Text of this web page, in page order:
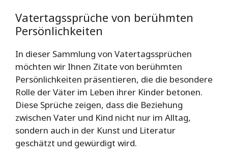
Vatertagssprüche von berühmten
Persönlichkeiten
In dieser Sammlung von Vatertagssprüchen
möchten wir Ihnen Zitate von berühmten
Persönlichkeiten präsentieren, die die besondere
Rolle der Väter im Leben ihrer Kinder betonen.
Diese Sprüche zeigen, dass die Beziehung
zwischen Vater und Kind nicht nur im Alltag,
sondern auch in der Kunst und Literatur
geschätzt und gewürdigt wird.